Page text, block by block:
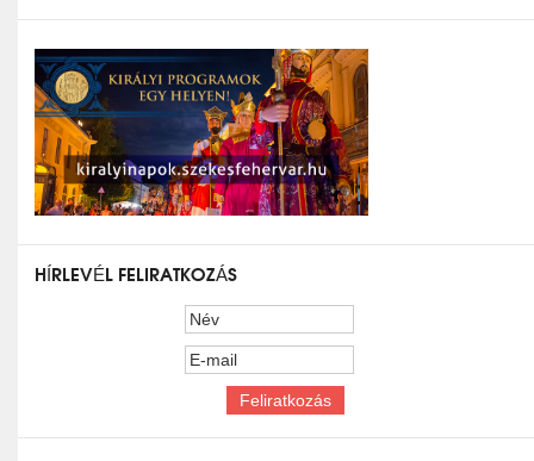
HÍRLEVÉL FELIRATKOZÁS